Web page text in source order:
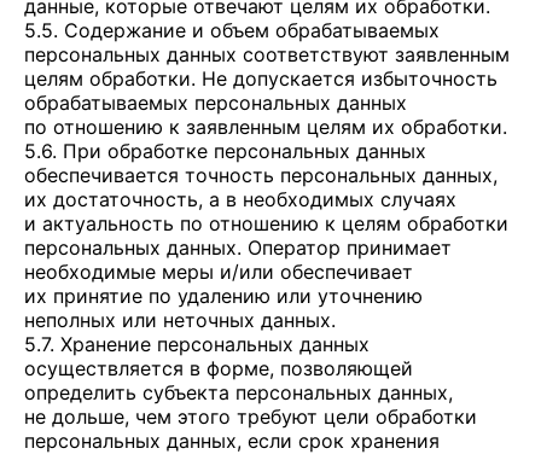
данные, которые отвечают целям их обработки.
5.5. Содержание и объем обрабатываемых
персональных данных соответствуют заявленным
целям обработки. Не допускается избыточность
обрабатываемых персональных данных
по отношению к заявленным целям их обработки.
5.6. При обработке персональных данных
обеспечивается точность персональных данных,
их достаточность, а в необходимых случаях
и актуальность по отношению к целям обработки
персональных данных. Оператор принимает
необходимые меры и/или обеспечивает
их принятие по удалению или уточнению
неполных или неточных данных.
5.7. Хранение персональных данных
осуществляется в форме, позволяющей
определить субъекта персональных данных,
не дольше, чем этого требуют цели обработки
персональных данных, если срок хранения